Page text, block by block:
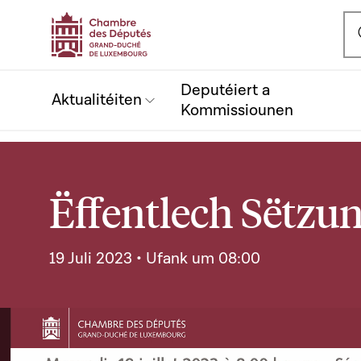
Aktualitéiten
Deputéiert a
Kommissiounen
Ëffentlech
19 Juli 2023 • Ufank um 08:00